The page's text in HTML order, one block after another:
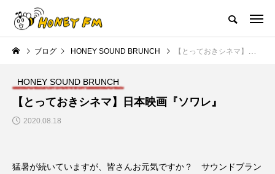
ハニーエフエム｜地域・人にフォーカスし発信するウェブラジオ局
HOME ハニーFMの紹介 後援申請 フリーペーパー プレ
NEW POST
ブログ HONEY SOUND BRUNCH 【とっておきシネマ】日本映画『ソワレ』
HONEY SOUND BRUNCH
【とっておきシネマ】日本映画『ソワレ』
2020.08.18
猛暑が続いていますが、皆さんお元気ですか？ サウンドブラン